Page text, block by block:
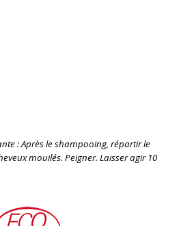
: Après le shampooing, répartir le
mouilés. Peigner. Laisser agir 10